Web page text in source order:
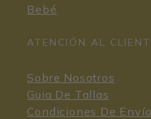
Bebé
ATENCIÓN AL
Sobre Nosotros
Guia De Tallas
Condiciones De